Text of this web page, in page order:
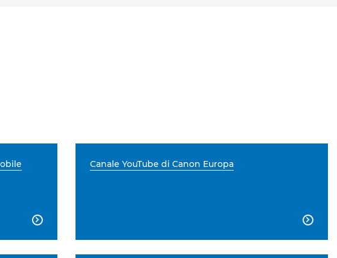

Canale YouTube di Canon Europa
